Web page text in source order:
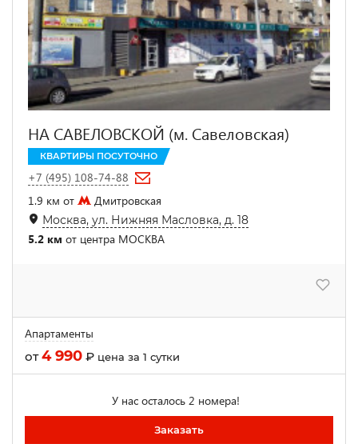
НА САВЕЛОВСКОЙ (м. Савеловская)
КВАРТИРЫ ПОСУТОЧНО
+7 (495) 108-74-88
1.9 км от
Дмитровская
Москва, ул. Нижняя Масловка, д. 18
5.2 км от центра МОСКВА
Апартаменты
от4 990 ₽ цена за 1 сутки
У нас осталось 2 номера!
Заказать